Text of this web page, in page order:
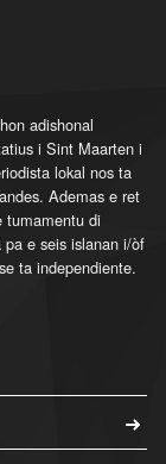
adishonal
i Sint Maarten i
lokal nos ta
Ademas e ret
tumamentu di
pa e seis islanan i/òf
ta independiente.